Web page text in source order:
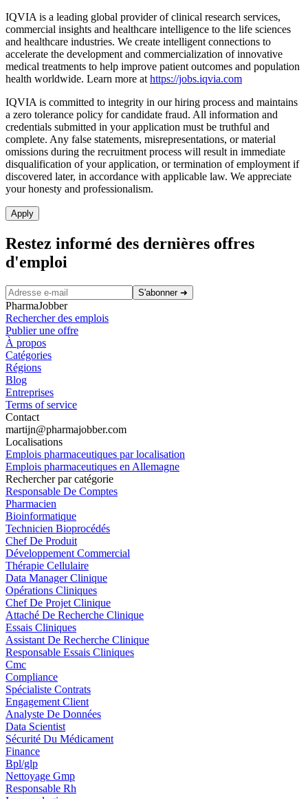
IQVIA is a leading global provider of clinical research services,
commercial insights and healthcare intelligence to the life sciences
and healthcare industries. We create intelligent connections to
accelerate the development and commercialization of innovative
medical treatments to help improve patient outcomes and population
health worldwide. Learn more at https://jobs.iqvia.com
IQVIA is committed to integrity in our hiring process and maintains
a zero tolerance policy for candidate fraud. All information and
credentials submitted in your application must be truthful and
complete. Any false statements, misrepresentations, or material
omissions during the recruitment process will result in immediate
disqualification of your application, or termination of employment if
discovered later, in accordance with applicable law. We appreciate
your honesty and professionalism.
Apply
Restez informé des dernières offres
d'emploi
S'abonner ➜
PharmaJobber
Rechercher des emplois
Publier une offre
À propos
Catégories
Régions
Blog
Entreprises
Terms of service
Contact
martijn@pharmajobber.com
Localisations
Emplois pharmaceutiques par localisation
Emplois pharmaceutiques en Allemagne
Rechercher par catégorie
Responsable De Comptes
Pharmacien
Bioinformatique
Technicien Bioprocédés
Chef De Produit
Développement Commercial
Thérapie Cellulaire
Data Manager Clinique
Opérations Cliniques
Chef De Projet Clinique
Attaché De Recherche Clinique
Essais Cliniques
Assistant De Recherche Clinique
Responsable Essais Cliniques
Cmc
Compliance
Spécialiste Contrats
Engagement Client
Analyste De Données
Data Scientist
Sécurité Du Médicament
Finance
Bpl/glp
Nettoyage Gmp
Responsable Rh